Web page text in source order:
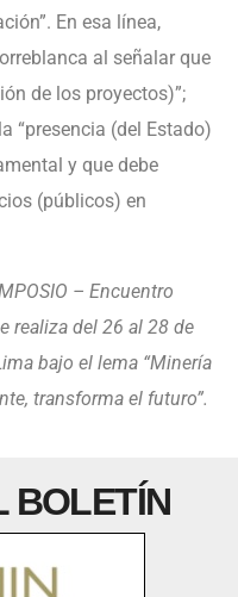
En esa línea,
al señalar que
de los proyectos)”;
“presencia (del Estado)
y que debe
(públicos) en
– Encuentro
realiza del 26 al 28 de
bajo el lema “Minería
transforma el futuro”.
BOLETÍN